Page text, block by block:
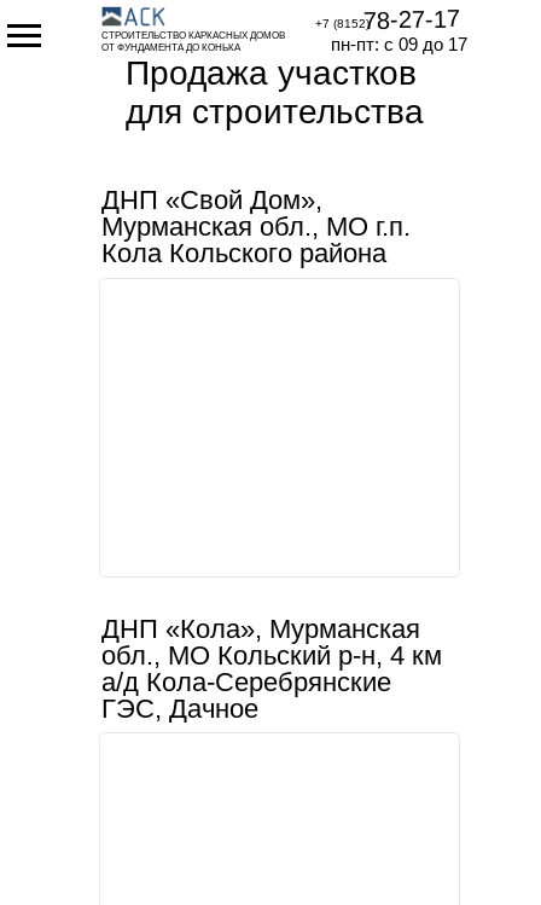
СТРОИТЕЛЬСТВО КАРКАСНЫХ ДОМОВ
ОТ ФУНДАМЕНТА ДО КОНЬКА
78-27-17
пн-пт: с 09 до 17
+7 (8152)
Продажа участков
для строительства
ДНП «Свой Дом»,
Мурманская обл., МО г.п.
Кола Кольского района
ДНП «Кола», Мурманская
обл., МО Кольский р-н, 4 км
а/д Кола-Серебрянские
ГЭС, Дачное